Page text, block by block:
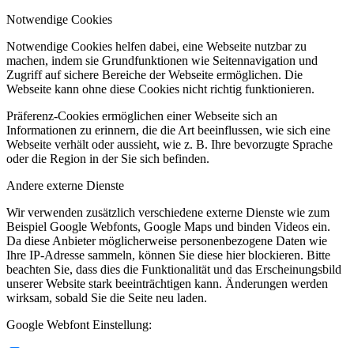
Notwendige Cookies
Notwendige Cookies helfen dabei, eine Webseite nutzbar zu
machen, indem sie Grundfunktionen wie Seitennavigation und
Zugriff auf sichere Bereiche der Webseite ermöglichen. Die
Webseite kann ohne diese Cookies nicht richtig funktionieren.
Präferenz-Cookies ermöglichen einer Webseite sich an
Informationen zu erinnern, die die Art beeinflussen, wie sich eine
Webseite verhält oder aussieht, wie z. B. Ihre bevorzugte Sprache
oder die Region in der Sie sich befinden.
Andere externe Dienste
Wir verwenden zusätzlich verschiedene externe Dienste wie zum
Beispiel Google Webfonts, Google Maps und binden Videos ein.
Da diese Anbieter möglicherweise personenbezogene Daten wie
Ihre IP-Adresse sammeln, können Sie diese hier blockieren. Bitte
beachten Sie, dass dies die Funktionalität und das Erscheinungsbild
unserer Website stark beeinträchtigen kann. Änderungen werden
wirksam, sobald Sie die Seite neu laden.
Google Webfont Einstellung: